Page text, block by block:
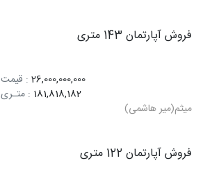
فروش آپارتمان 143 متری
26,000,000,000 : قیمت
181,818,182 : متـری
میثم(میر هاشمی)
فروش آپارتمان 122 متری